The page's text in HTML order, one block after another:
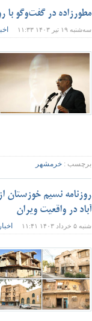
مطورزاده در گفت‌وگو با
سه‌شنبه ۱۹ تیر ۱۴۰۳ ۱۱:۳۳
برچسب : خرمشهر
روزنامه نسیم
آباد در واقعیت ویران
شنبه ۵ خرداد ۱۴۰۳ ۱۱:۴۱